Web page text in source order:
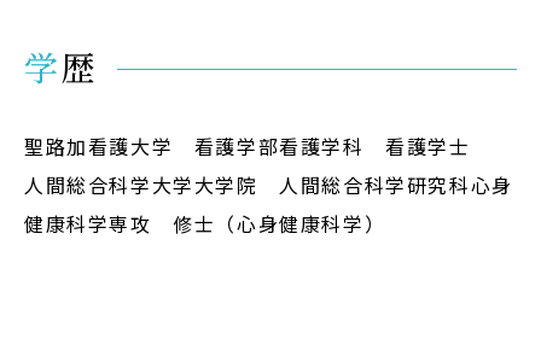
学歴
聖路加看護大学 看護学部看護学科 看護学士
人間総合科学大学大学院 人間総合科学研究科心身
健康科学専攻 修士（心身健康科学）